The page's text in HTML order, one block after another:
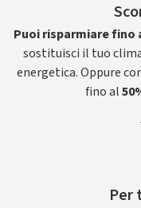
Puoi risparmiare fino
sostituisci il tuo
energetica. Oppure
fino al
Per